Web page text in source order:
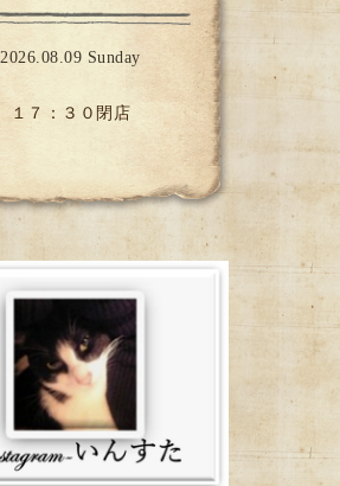
2026.08.09 Sunday
１７：３０閉店